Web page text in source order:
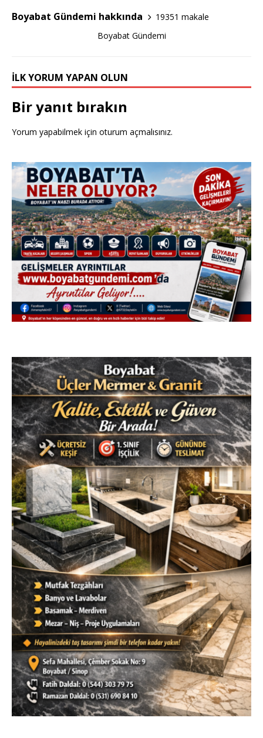
o
Boyabat Gündemi hakkında
19351 makale
Boyabat Gündemi
İLK YORUM YAPAN OLUN
Bir yanıt bırakın
Yorum yapabilmek için oturum açmalısınız.